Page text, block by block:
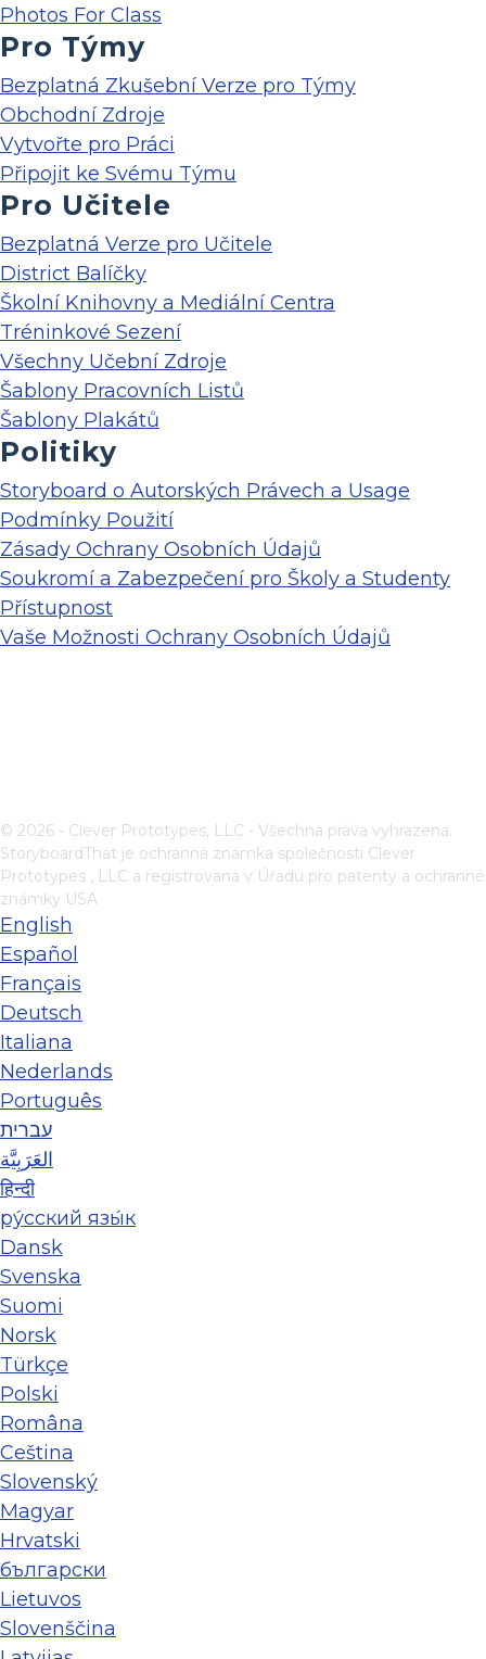
Photos For Class
Pro Týmy
Bezplatná Zkušební Verze pro Týmy
Obchodní Zdroje
Vytvořte pro Práci
Připojit ke Svému Týmu
Pro Učitele
Bezplatná Verze pro Učitele
District Balíčky
Školní Knihovny a Mediální Centra
Tréninkové Sezení
Všechny Učební Zdroje
Šablony Pracovních Listů
Šablony Plakátů
Politiky
Storyboard o Autorských Právech a Usage
Podmínky Použití
Zásady Ochrany Osobních Údajů
Soukromí a Zabezpečení pro Školy a Studenty
Přístupnost
Vaše Možnosti Ochrany Osobních Údajů
© 2026 - Clever Prototypes, LLC - Všechna práva vyhrazena.
StoryboardThat je ochranná známka společnosti Clever
Prototypes , LLC a registrovaná v Úřadu pro patenty a ochranné
známky USA
English
Español
Français
Deutsch
Italiana
Nederlands
Português
עברית
العَرَبِيَّة
हिन्दी
ру́сский язы́к
Dansk
Svenska
Suomi
Norsk
Türkçe
Polski
Româna
Ceština
Slovenský
Magyar
Hrvatski
български
Lietuvos
Slovenščina